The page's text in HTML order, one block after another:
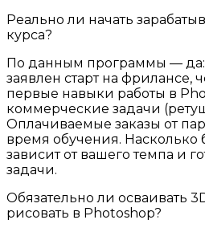
Реально ли начать
курса?
По данным программы — да:
заявлен старт на фрилансе,
первые навыки работы в
коммерческие задачи
Оплачиваемые заказы от
время обучения. Насколько
зависит от вашего темпа и
задачи.
Обязательно ли осваивать
рисовать в Photoshop?